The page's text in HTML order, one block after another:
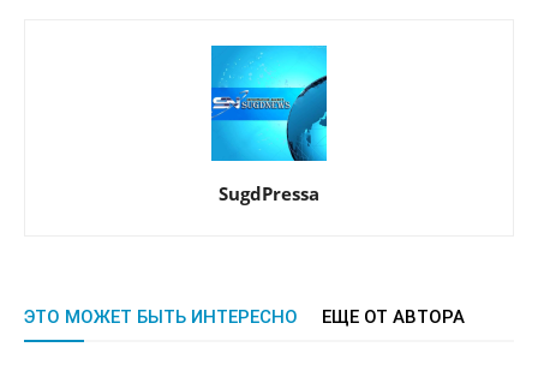
SugdPressa
ЭТО МОЖЕТ БЫТЬ ИНТЕРЕСНО ЕЩЕ ОТ АВТОРА